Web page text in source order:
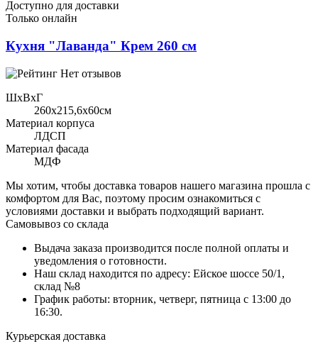
Доступно для доставки
Только онлайн
Кухня "Лаванда" Крем 260 см
Нет отзывов
ШхВхГ
260x215,6х60см
Материал корпуса
ЛДСП
Материал фасада
МДФ
Мы хотим, чтобы доставка товаров нашего магазина прошла с
комфортом для Вас, поэтому просим ознакомиться с
условиями доставки и выбрать подходящий вариант.
Самовывоз со склада
Выдача заказа производится после полной оплаты и
уведомления о готовности.
Наш склад находится по адресу: Ейское шоссе 50/1,
склад №8
График работы: вторник, четверг, пятница с 13:00 до
16:30.
Курьерская доставка